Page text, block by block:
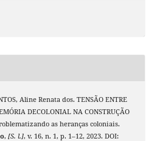
Aline Renata dos. TENSÃO ENTRE
DECOLONIAL NA CONSTRUÇÃO
as heranças coloniais.
, [S. l.], v. 16, n. 1, p. 1–12, 2023. DOI: